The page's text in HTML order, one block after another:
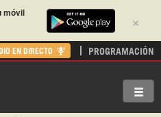
×
móvil
EN DIRECTO PROGRAMACIÓN